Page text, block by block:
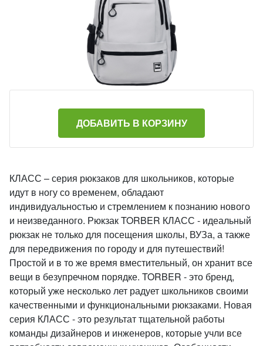
ДОБАВИТЬ В КОРЗИНУ
КЛАСС – серия рюкзаков для школьников, которые
идут в ногу со временем, обладают
индивидуальностью и стремлением к познанию нового
и неизведанного. Рюкзак TORBER КЛАСС - идеальный
рюкзак не только для посещения школы, ВУЗа, а также
для передвижения по городу и для путешествий!
Простой и в то же время вместительный, он хранит все
вещи в безупречном порядке. TORBER - это бренд,
который уже несколько лет радует школьников своими
качественными и функциональными рюкзаками. Новая
серия КЛАСС - это результат тщательной работы
команды дизайнеров и инженеров, которые учли все